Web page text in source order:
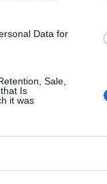
Data for
Sale,
Is
it was